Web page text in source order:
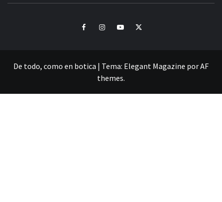
FacebookInstagramYoutubeTwitter
De todo, como en botica | Tema: Elegant Magazine porAF
themes.